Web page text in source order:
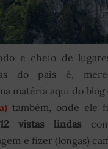
e cheio de
do país é,
matéria aqui do blog
também, onde ele
12 vistas lindas
e fizer (longas)